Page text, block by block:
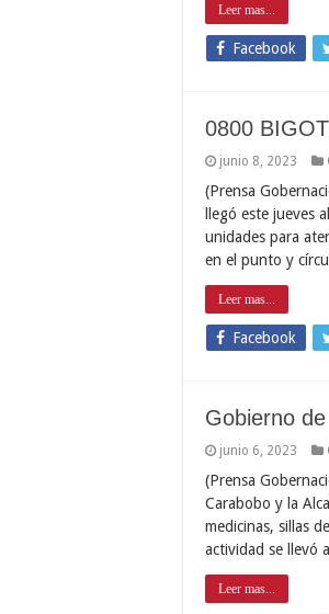
Leer mas...
Facebook
0800
junio 8, 2023
(Prensa
llegó este jueves
unidades para
en el punto y
Leer mas...
Facebook
Gobierno
junio 6, 2023
(Prensa
Carabobo y la
medicinas, sillas
actividad se llevó
Leer mas...